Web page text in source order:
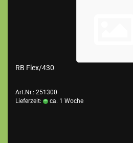
RB Flex/430
Art.Nr.: 251300
Lieferzeit:
ca. 1 Woche